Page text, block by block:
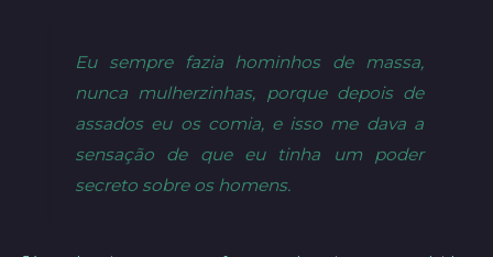
Eu sempre fazia hominhos de massa,
nunca mulherzinhas, porque depois de
assados eu os comia, e isso me dava a
sensação de que eu tinha um poder
secreto sobre os homens.